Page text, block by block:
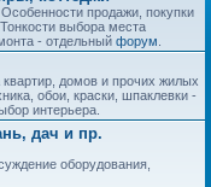
продажи, покупки
выбора места
- отдельный форум
домов и прочих жилых
обои, краски, шпаклевки -
интерьера.
дач и пр.
оборудования,